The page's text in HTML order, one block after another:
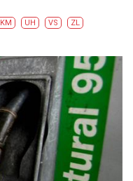
KM UH VS ZL